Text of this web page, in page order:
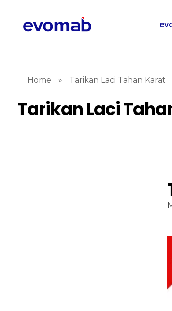
Home » Tarikan Laci Tahan Karat
Tarikan Laci